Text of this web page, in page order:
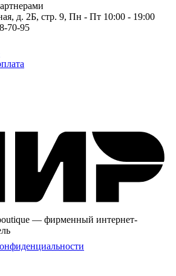
д. 2Б, стр. 9, Пн - Пт 10:00 - 19:00
70-95
— фирменный интернет-